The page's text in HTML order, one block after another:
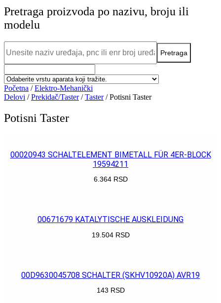
Pretraga proizvoda po nazivu, broju ili
modelu
Početna /Elektro-Mehanički
Delovi /Prekidač/Taster/Taster/ Potisni Taster
Potisni Taster
00020943 SCHALTELEMENT BIMETALL FÜR 4ER-BLOCK
19594211
6.364 RSD
00671679 KATALYTISCHE AUSKLEIDUNG
19.504 RSD
00D9630045708 SCHALTER (SKHV10920A) AVR19
143 RSD